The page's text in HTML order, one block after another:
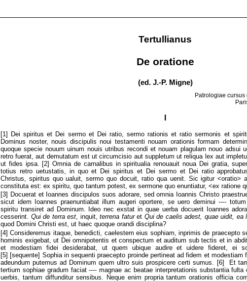
Tertullianus
De oratione
(ed. J.-P. Migne)
Patrologiae cursus
[1] Dei spiritus et Dei sermo et Dei ratio, sermo rationis et ratio sermonis et
Dominus noster, nouis discipulis noui testamenti nouam orationis formam
quoque specie nouum uinum nouis utribus recondi et nouam plagulam nouo adsui
retro fuerat, aut demutatum est ut circumcisio aut suppletum ut reliqua lex aut
ut fides ipsa. [2] Omnia de carnalibus in spiritualia renouauit noua Dei gratia,
totius retro uetustatis, in quo et Dei spiritus et Dei sermo et Dei ratio
Christus, spiritus quo ualuit, sermo quo docuit, ratio qua uenit. Sic igitur <oratio>
constituta est: ex spiritu, quo tantum potest, ex sermone quo enuntiatur, <ex ratione
[3] Docuerat et Ioannes discipulos suos adorare, sed omnia Ioannis Christo
sicut idem Ioannes praenuntiabat illum augeri oportere, se uero deminui ----
spiritu transiret ad Dominum. Ideo nec exstat in quae uerba docuerit Ioannes
cesserint. Qui de terra est, inquit, terrena faturet Qui de caelis adest, quae uidit, ea
quod Domini Christi est, ut haec quoque orandi disciplina?
[4] Consideremus itaque, benedicti, caelestem eius sophiam, inprimis de praecepto
hominis exigebat, ut Dei omnipotentis et conspectum et auditum sub tectis et in
et modestiam fidei desiderabat, ut quem ubique audire et uidere fideret, ei
[5] [sequente] Sophia in sequenti praecepto proinde pertineat ad fidem et modestiam
adeundum putemus ad Dominum quem ultro suis prospicere certi sumus. [6] Et
tertium sophiae gradum faciat ---- magnae ac beatae interpretationis substantia fulta
uerbis, tantum diffunditur sensibus. Neque enim propria tantum orationis officia